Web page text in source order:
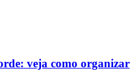
veja como organizar